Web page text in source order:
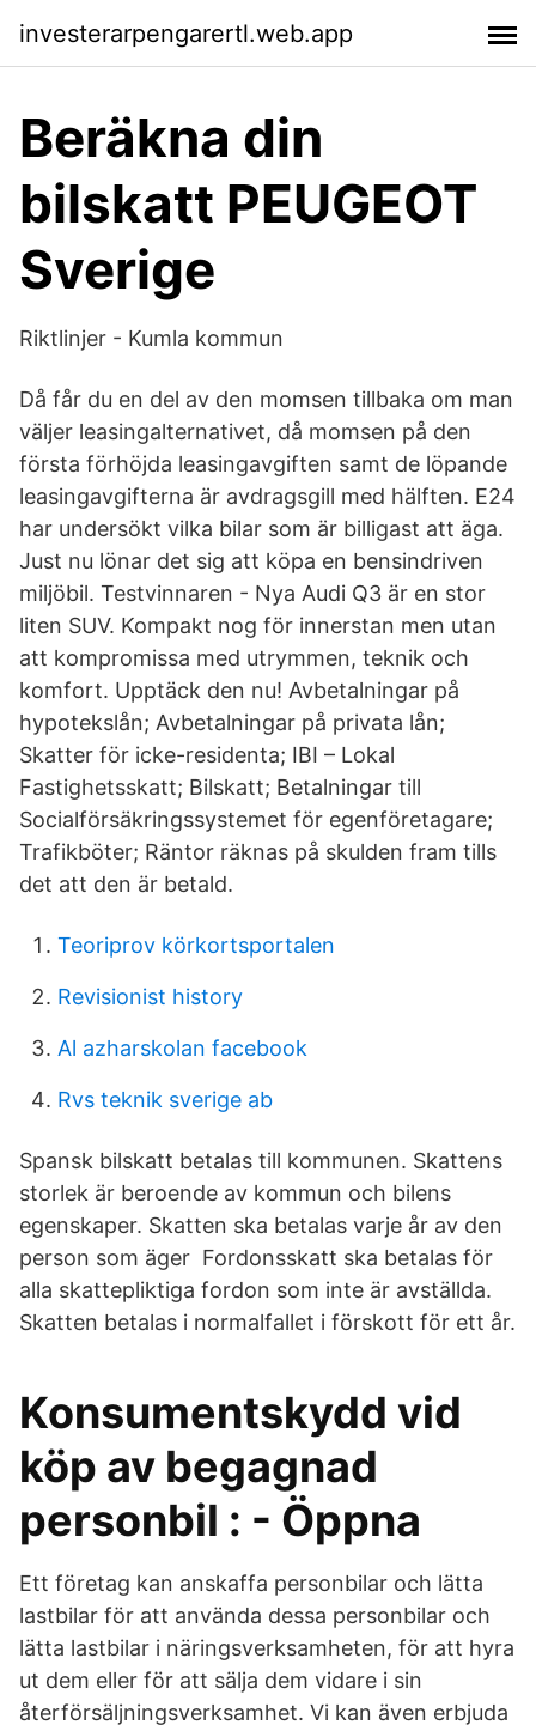
investerarpengarertl.web.app
Beräkna din
bilskatt PEUGEOT
Sverige
Riktlinjer - Kumla kommun
Då får du en del av den momsen tillbaka om man
väljer leasingalternativet, då momsen på den
första förhöjda leasingavgiften samt de löpande
leasingavgifterna är avdragsgill med hälften. E24
har undersökt vilka bilar som är billigast att äga.
Just nu lönar det sig att köpa en bensindriven
miljöbil. Testvinnaren - Nya Audi Q3 är en stor
liten SUV. Kompakt nog för innerstan men utan
att kompromissa med utrymmen, teknik och
komfort. Upptäck den nu! Avbetalningar på
hypotekslån; Avbetalningar på privata lån;
Skatter för icke-residenta; IBI – Lokal
Fastighetsskatt; Bilskatt; Betalningar till
Socialförsäkringssystemet för egenföretagare;
Trafikböter; Räntor räknas på skulden fram tills
det att den är betald.
Teoriprov körkortsportalen
Revisionist history
Al azharskolan facebook
Rvs teknik sverige ab
Spansk bilskatt betalas till kommunen. Skattens
storlek är beroende av kommun och bilens
egenskaper. Skatten ska betalas varje år av den
person som äger Fordonsskatt ska betalas för
alla skattepliktiga fordon som inte är avställda.
Skatten betalas i normalfallet i förskott för ett år.
Konsumentskydd vid
köp av begagnad
personbil : - Öppna
Ett företag kan anskaffa personbilar och lätta
lastbilar för att använda dessa personbilar och
lätta lastbilar i näringsverksamheten, för att hyra
ut dem eller för att sälja dem vidare i sin
återförsäljningsverksamhet. Vi kan även erbjuda